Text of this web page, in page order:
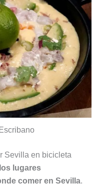
Sevilla en bicicleta
lugares
comer en Sevilla.